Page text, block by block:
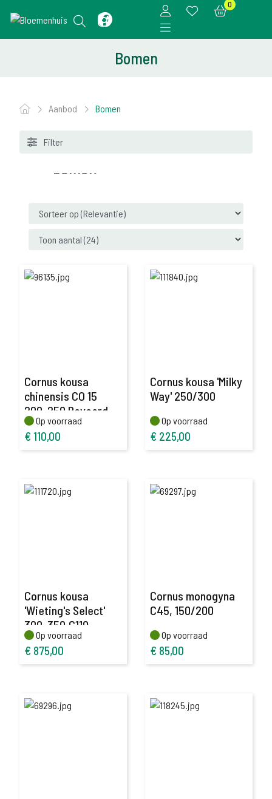
0
Bomen
Aanbod Bomen
Filter
Meerstammige
Cornus kousa
chinensis CO 15
200-250 Beveerd
Op voorraad
Op voorraad
€ 110,00
Cornus kousa 'Milky
Way' 250/300
Op voorraad
Op voorraad
€ 225,00
Cornus kousa
'Wieting's Select'
300-350,C110
Op voorraad
Op voorraad
€ 875,00
Cornus monogyna
C45, 150/200
Op voorraad
Op voorraad
€ 85,00